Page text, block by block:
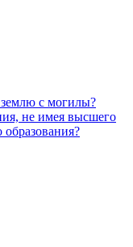
с могилы?
не имея высшего